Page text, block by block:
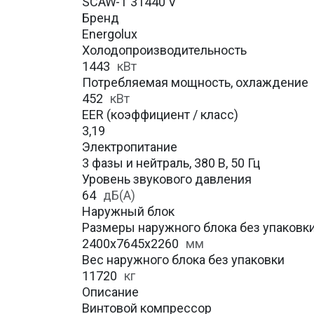
Бренд
Energolux
Холодопроизводительность
1443 кВт
Потребляемая мощность, охлаждение
452 кВт
EER (коэффициент / класс)
3,19
Электропитание
3 фазы и нейтраль, 380 В, 50 Гц
Уровень звукового давления
64 дБ(А)
Наружный блок
Размеры наружного блока без
2400x7645x2260 мм
Вес наружного блока без упаковки
11720 кг
Описание
Винтовой компрессор